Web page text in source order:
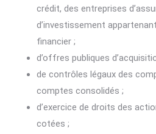
crédit, des entreprises
d’investissement
financier ;
d’offres publiques
de contrôles légaux des
comptes consolidés ;
d’exercice de droits des
cotées ;